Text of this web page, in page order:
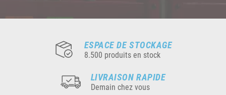
ESPACE DE STOCKAGE
8.500 produits en stock
LIVRAISON RAPIDE
Demain chez vous